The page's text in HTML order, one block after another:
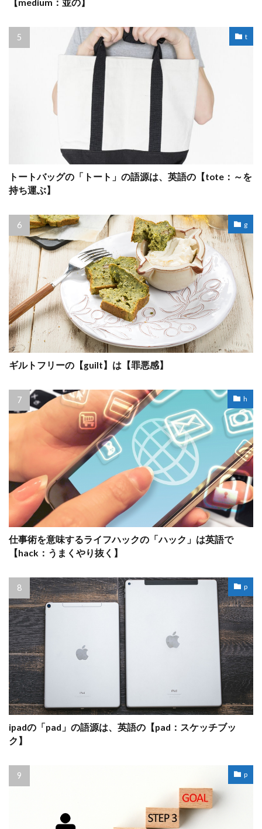
【medium：並の】
t
トートバッグの「トート」の語源は、英語の【tote：～を
持ち運ぶ】
g
ギルトフリーの【guilt】は【罪悪感】
h
仕事術を意味するライフハックの「ハック」は英語で
【hack：うまくやり抜く】
p
ipadの「pad」の語源は、英語の【pad：スケッチブッ
ク】
p